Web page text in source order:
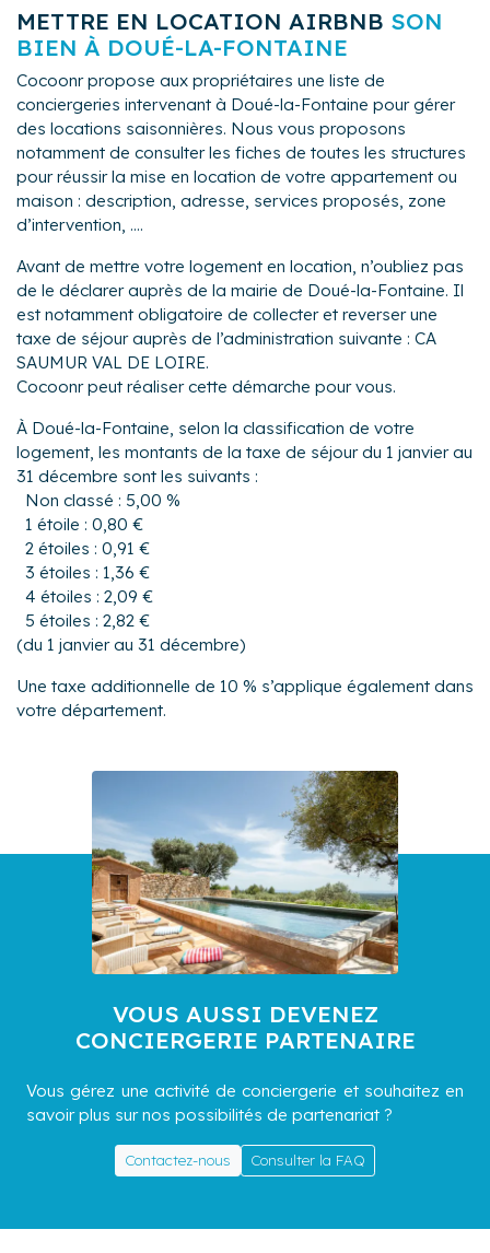
METTRE EN LOCATION AIRBNB SON
BIEN À DOUÉ-LA-FONTAINE
Cocoonr propose aux propriétaires une liste de
conciergeries intervenant à Doué-la-Fontaine pour gérer
des locations saisonnières. Nous vous proposons
notamment de consulter les fiches de toutes les structures
pour réussir la mise en location de votre appartement ou
maison : description, adresse, services proposés, zone
d’intervention, ....
Avant de mettre votre logement en location, n’oubliez pas
de le déclarer auprès de la mairie de Doué-la-Fontaine. Il
est notamment obligatoire de collecter et reverser une
taxe de séjour auprès de l’administration suivante : CA
SAUMUR VAL DE LOIRE.
Cocoonr peut réaliser cette démarche pour vous.
À Doué-la-Fontaine, selon la classification de votre
logement, les montants de la taxe de séjour du 1 janvier au
31 décembre sont les suivants :
Non classé : 5,00 %
1 étoile : 0,80 €
2 étoiles : 0,91 €
3 étoiles : 1,36 €
4 étoiles : 2,09 €
5 étoiles : 2,82 €
(du 1 janvier au 31 décembre)
Une taxe additionnelle de 10 % s’applique également dans
votre département.
VOUS AUSSI DEVENEZ
CONCIERGERIE PARTENAIRE
Vous gérez une activité de conciergerie et souhaitez en
savoir plus sur nos possibilités de partenariat ?
Contactez-nous Consulter la FAQ